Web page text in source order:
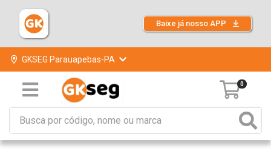
Baixe já nosso APP
GKSEG Parauapebas-PA
0